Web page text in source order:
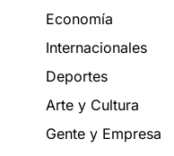
Economía
Internacionales
Deportes
Arte y Cultura
Gente y Empresa